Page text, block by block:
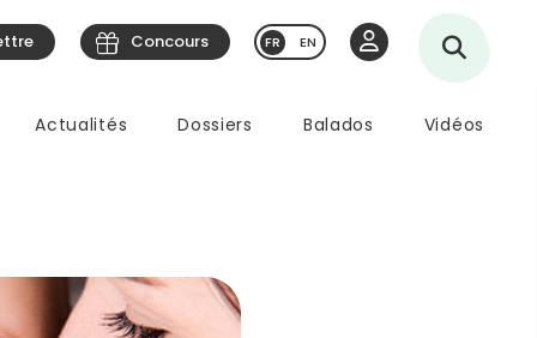
Actualités Dossiers Balados Vidéos
Concours EN